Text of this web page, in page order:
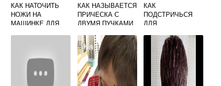
КАК НАТОЧИТЬ
НОЖИ НА
МАШИНКЕ ДЛЯ
ВИДЕО
КАК НАЗЫВАЕТСЯ
ПРИЧЕСКА С
ДВУМЯ ПУЧКАМИ
КАК
ПОДСТРИЧЬСЯ
ДЛЯ
ВОЛОС МУЖЧИНЕ